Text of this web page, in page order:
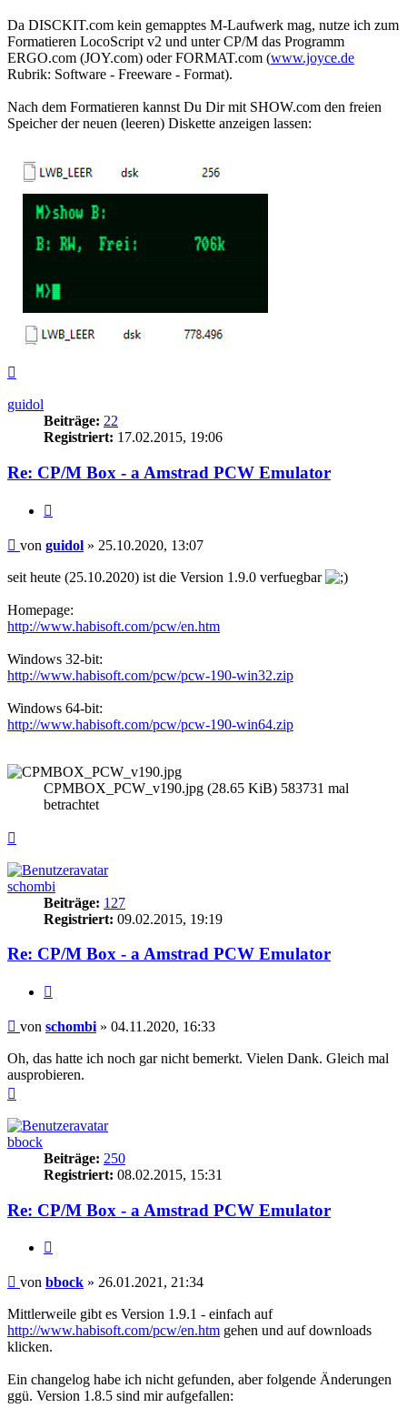
Da DISCKIT.com kein gemapptes M-Laufwerk mag, nutze ich zum
Formatieren LocoScript v2 und unter CP/M das Programm
ERGO.com (JOY.com) oder FORMAT.com (www.joyce.de
Rubrik: Software - Freeware - Format).
Nach dem Formatieren kannst Du Dir mit SHOW.com den freien
Speicher der neuen (leeren) Diskette anzeigen lassen:
guidol
Beiträge: 22
Registriert: 17.02.2015, 19:06
Re: CP/M Box - a Amstrad PCW Emulator
Beitrag
von guidol » 25.10.2020, 13:07
seit heute (25.10.2020) ist die Version 1.9.0 verfuegbar
Homepage:
http://www.habisoft.com/pcw/en.htm
Windows 32-bit:
http://www.habisoft.com/pcw/pcw-190-win32.zip
Windows 64-bit:
http://www.habisoft.com/pcw/pcw-190-win64.zip
CPMBOX_PCW_v190.jpg (28.65 KiB) 583731 mal
betrachtet
schombi
Beiträge: 127
Registriert: 09.02.2015, 19:19
Re: CP/M Box - a Amstrad PCW Emulator
Beitrag
von schombi » 04.11.2020, 16:33
Oh, das hatte ich noch gar nicht bemerkt. Vielen Dank. Gleich mal
ausprobieren.
bbock
Beiträge: 250
Registriert: 08.02.2015, 15:31
Re: CP/M Box - a Amstrad PCW Emulator
Beitrag
von bbock » 26.01.2021, 21:34
Mittlerweile gibt es Version 1.9.1 - einfach auf
http://www.habisoft.com/pcw/en.htm gehen und auf downloads
klicken.
Ein changelog habe ich nicht gefunden, aber folgende Änderungen
ggü. Version 1.8.5 sind mir aufgefallen: